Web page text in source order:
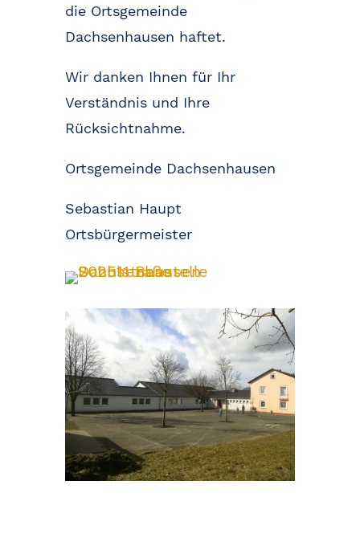
die Ortsgemeinde
Dachsenhausen haftet.
Wir danken Ihnen für Ihr
Verständnis und Ihre
Rücksichtnahme.
Ortsgemeinde Dachsenhausen
Sebastian Haupt
Ortsbürgermeister